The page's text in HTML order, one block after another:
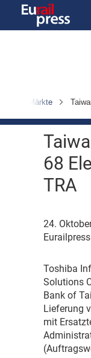
& Märkte
68
TRA
24.
Eurailpress
Toshiba
Solutions
Bank of
Lieferung
mit